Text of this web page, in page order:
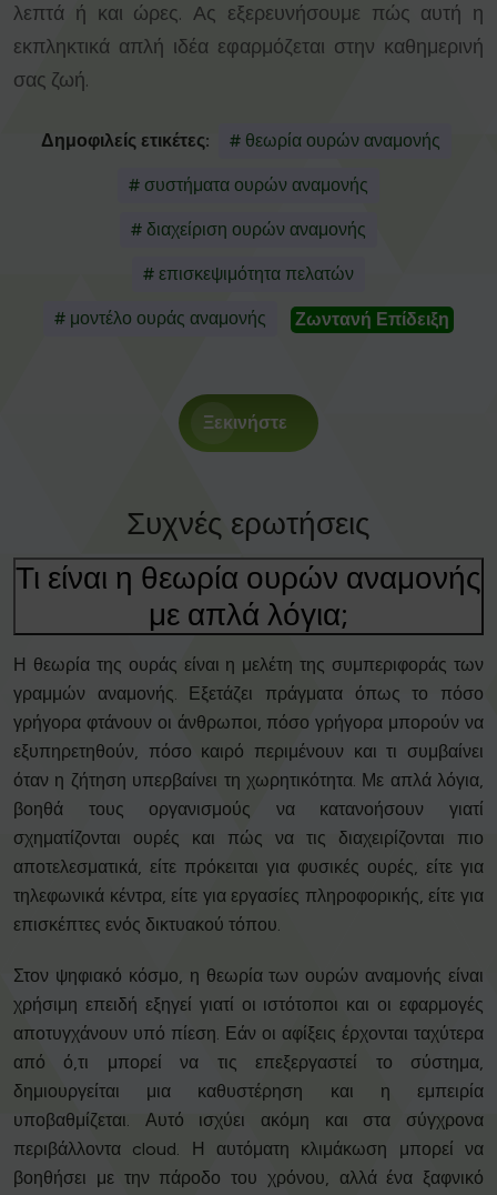
λεπτά ή και ώρες. Ας εξερευνήσουμε πώς αυτή η
εκπληκτικά απλή ιδέα εφαρμόζεται στην καθημερινή
σας ζωή.
Δημοφιλείς ετικέτες: # θεωρία ουρών αναμονής
# συστήματα ουρών αναμονής
# διαχείριση ουρών αναμονής
# επισκεψιμότητα πελατών
# μοντέλο ουράς αναμονής Ζωντανή Επίδειξη
Ξεκινήστε
Συχνές ερωτήσεις
Τι είναι η θεωρία ουρών αναμονής
με απλά λόγια;
Η θεωρία της ουράς είναι η μελέτη της συμπεριφοράς των
γραμμών αναμονής. Εξετάζει πράγματα όπως το πόσο
γρήγορα φτάνουν οι άνθρωποι, πόσο γρήγορα μπορούν να
εξυπηρετηθούν, πόσο καιρό περιμένουν και τι συμβαίνει
όταν η ζήτηση υπερβαίνει τη χωρητικότητα. Με απλά λόγια,
βοηθά τους οργανισμούς να κατανοήσουν γιατί
σχηματίζονται ουρές και πώς να τις διαχειρίζονται πιο
αποτελεσματικά, είτε πρόκειται για φυσικές ουρές, είτε για
τηλεφωνικά κέντρα, είτε για εργασίες πληροφορικής, είτε για
επισκέπτες ενός δικτυακού τόπου.
Στον ψηφιακό κόσμο, η θεωρία των ουρών αναμονής είναι
χρήσιμη επειδή εξηγεί γιατί οι ιστότοποι και οι εφαρμογές
αποτυγχάνουν υπό πίεση. Εάν οι αφίξεις έρχονται ταχύτερα
από ό,τι μπορεί να τις επεξεργαστεί το σύστημα,
δημιουργείται μια καθυστέρηση και η εμπειρία
υποβαθμίζεται. Αυτό ισχύει ακόμη και στα σύγχρονα
περιβάλλοντα cloud. Η αυτόματη κλιμάκωση μπορεί να
βοηθήσει με την πάροδο του χρόνου, αλλά ένα ξαφνικό